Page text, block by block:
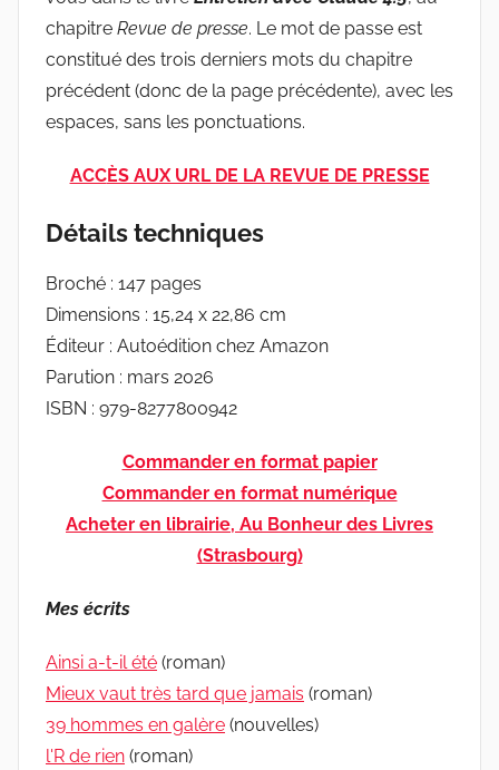
chapitre Revue de presse. Le mot de passe est
constitué des trois derniers mots du chapitre
précédent (donc de la page précédente), avec les
espaces, sans les ponctuations.
ACCÈS AUX URL DE LA REVUE DE PRESSE
Détails techniques
Broché : 147 pages
Dimensions : 15,24 x 22,86 cm
Éditeur : Autoédition chez Amazon
Parution : mars 2026
ISBN : 979-8277800942
Commander en format papier
Commander en format numérique
Acheter en librairie, Au Bonheur des Livres
(Strasbourg)
Mes écrits
Ainsi a-t-il été (roman)
Mieux vaut très tard que jamais (roman)
39 hommes en galère (nouvelles)
l'R de rien (roman)